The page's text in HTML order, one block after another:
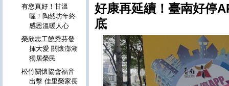
好康再延續！臺南好停
底
有您真好！甘溫
喔！陶然坊年終
感恩溫暖人心
榮欣志工饒秀芬發
揮大愛 關懷澎湖
獨居榮民
松竹關懷協會福音
出擊 佳里榮家長